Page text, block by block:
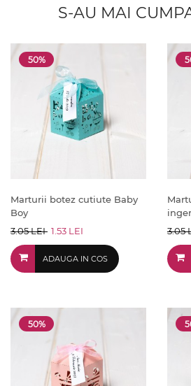
S-AU MAI
50%
Marturii botez cutiute Baby
Boy
3.05 LEI 1.53 LEI
ADAUGA IN COS
3.05
50%